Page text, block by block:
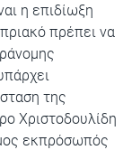
η επιδίωξη
πρέπει να
της
Χριστοδουλίδη
εκπρόσωπός